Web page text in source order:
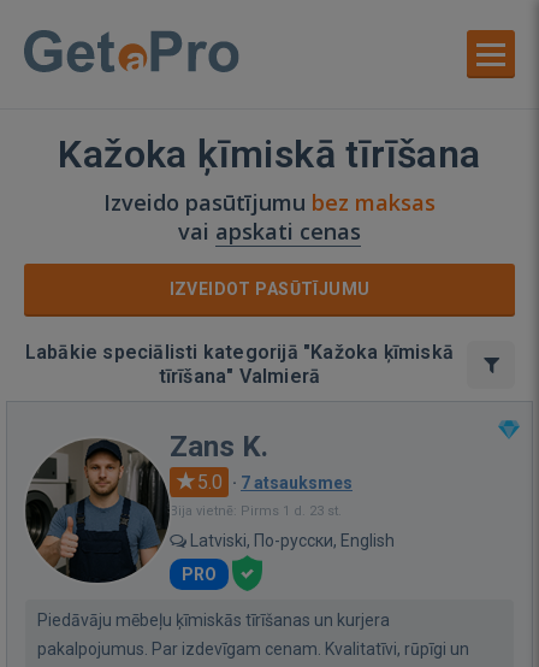
Kažoka ķīmiskā tīrīšana
Izveido pasūtījumu bez maksas
vai apskati cenas
IZVEIDOT PASŪTĪJUMU
Labākie speciālisti kategorijā "Kažoka ķīmiskā
tīrīšana" Valmierā
Zans K.
5.0 · 7 atsauksmes
Bija vietnē: Pirms 1 d. 23 st.
Latviski, По-русски, English
PRO
Piedāvāju mēbeļu ķīmiskās tīrīšanas un kurjera
pakalpojumus. Par izdevīgam cenam. Kvalitatīvi, rūpīgi un